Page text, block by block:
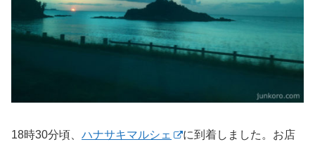
18時30分頃、 ハナサキマルシェ
に到着しました。お店